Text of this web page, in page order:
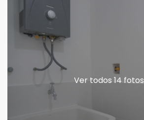
Ver todos 14 fotos